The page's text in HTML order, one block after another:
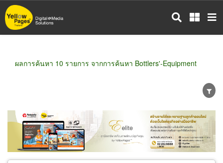
ข้าม
ไป
ผลการค้นหา 10 รายการ จากการค้นหา Bottlers'-Equipment
ขายส่ง ขายปลีก ผู้ผลิต
ตัวแทนจัดจำหน่าย
ผู้ส่งออก/นำเข้า
ธุรกิจบริการ